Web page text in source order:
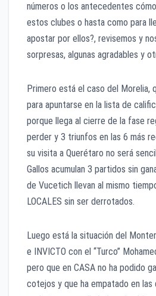
números o los antecedentes
estos clubes o hasta como para
apostar por ellos?, revisemos y
sorpresas, algunas agradables y
Primero está el caso del Morelia,
para apuntarse en la lista de
porque llega al cierre de la fase
perder y 3 triunfos en las 6 más
su visita a Querétaro no será
Gallos acumulan 3 partidos sin
de Vucetich llevan al mismo
LOCALES sin ser derrotados.
Luego está la situación del
e INVICTO con el “Turco”
pero que en CASA no ha podido
cotejos y que ha empatado en las